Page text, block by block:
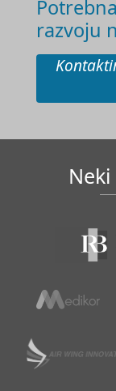
razvoju